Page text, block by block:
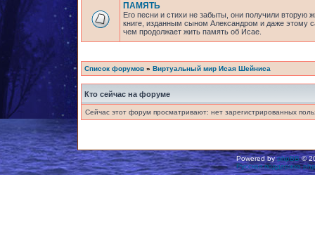
ПАМЯТЬ
Его песни и стихи не забыты, они получили вторую
книге, изданным сыном Александром и даже этому
чем продолжает жить память об Исае.
Список форумов » Виртуальный мир Исая Шейниса
Кто сейчас на форуме
Сейчас этот форум просматривают: нет зарегистрированных
Powered byphpBB©
Русская поддержка